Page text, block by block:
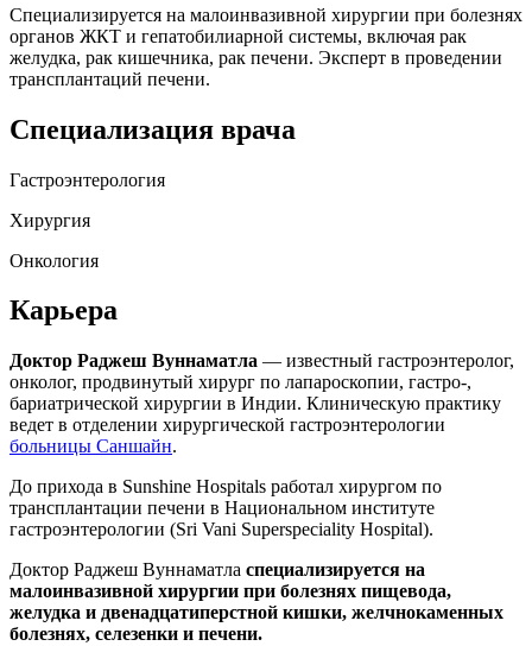
Специализируется на малоинвазивной хирургии при болезнях
органов ЖКТ и гепатобилиарной системы, включая рак
желудка, рак кишечника, рак печени. Эксперт в проведении
трансплантаций печени.
Специализация врача
Гастроэнтерология
Хирургия
Онкология
Карьера
Доктор Раджеш Вуннаматла — известный гастроэнтеролог,
онколог, продвинутый хирург по лапароскопии, гастро-,
бариатрической хирургии в Индии. Клиническую практику
ведет в отделении хирургической гастроэнтерологии
больницы Саншайн.
До прихода в Sunshine Hospitals работал хирургом по
трансплантации печени в Национальном институте
гастроэнтерологии (Sri Vani Superspeciality Hospital).
Доктор Раджеш Вуннаматла специализируется на
малоинвазивной хирургии при болезнях пищевода,
желудка и двенадцатиперстной кишки, желчнокаменных
болезнях, селезенки и печени.